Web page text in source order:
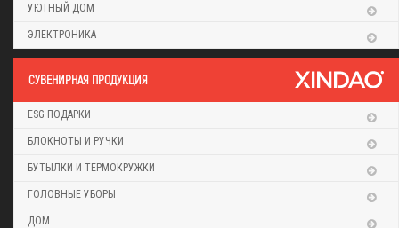
УЮТНЫЙ ДОМ
ЭЛЕКТРОНИКА
CУВЕНИРНАЯ ПРОДУКЦИЯ
ESG ПОДАРКИ
БЛОКНОТЫ И РУЧКИ
БУТЫЛКИ И ТЕРМОКРУЖКИ
ГОЛОВНЫЕ УБОРЫ
ДОМ